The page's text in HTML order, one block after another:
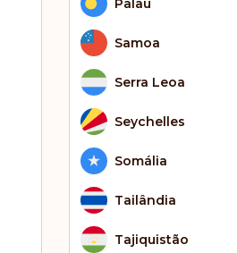
Palau
Samoa
Serra Leoa
Seychelles
Somália
Tailândia
Tajiquistão